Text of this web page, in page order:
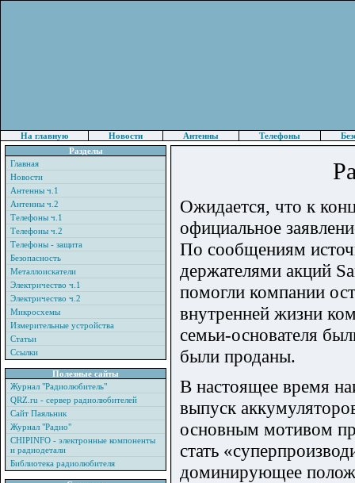
На главную Новости Антенны Телефоны
Разделы
Главная
Новости
Антенны ч.1
Антенны ч.2
Телефоны ч.1
Телефоны ч.2
Телефоны - защита
Безопасность
Металлоискатели
Электричество ч.1
Электричество ч.2
Микросхемы
Измерительные устройства
Статьи
Ссылки
Полезные сайты
Журнал "Радиолюбитель"
QRZ.ru - сервер радиолюбителей
Сайт Паяльник
Журнал "Радио"
CHIPINFO - электронные компоненты
и радиодетали
Библиотека радиолюбителя
Ожидается, что к
официальное
По сообщениям
держателями акций
помогли компании
внутренней жизни
семьи-основателя
были проданы.
В настоящее время
выпуск
основным мотивом
стать
доминирующее